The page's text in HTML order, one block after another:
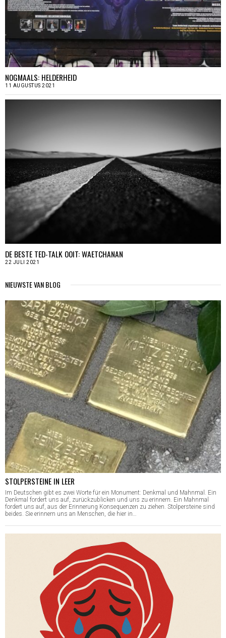
NOGMAALS: HELDERHEID
11 AUGUSTUS 2021
DE BESTE TED-TALK OOIT: WAETCHANAN
22 JULI 2021
NIEUWSTE VAN BLOG
STOLPERSTEINE IN LEER
Im Deutschen gibt es zwei Worte für ein Monument: Denkmal und Mahnmal. Ein
Denkmal fordert uns auf, zurückzublicken und uns zu erinnern. Ein Mahnmal
fordert uns auf, aus der Erinnerung Konsequenzen zu ziehen. Stolpersteine sind
beides. Sie erinnern uns an Menschen, die hier in…